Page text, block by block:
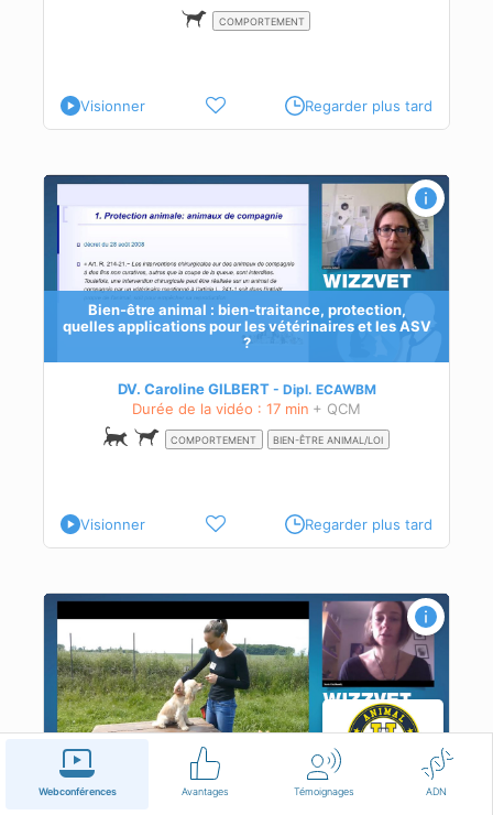
Webconférences Avantages Témoignages ADN
COMPORTEMENT
Visionner Regarder plus tard
Bien-être animal : bien-traitance, protection,
quelles applications pour les vétérinaires et les ASV
?
DV. Caroline GILBERT Dipl. ECAWBM
Durée de la vidéo : 17 min + QCM
COMPORTEMENT BIEN-ÊTRE ANIMAL/LOI
Visionner Regarder plus tard
Medical training